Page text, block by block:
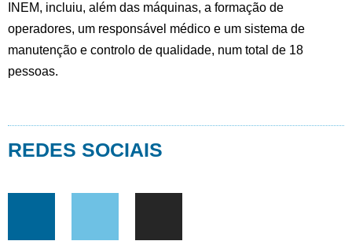
INEM, incluiu, além das máquinas, a formação de
operadores, um responsável médico e um sistema de
manutenção e controlo de qualidade, num total de 18
pessoas.
REDES SOCIAIS